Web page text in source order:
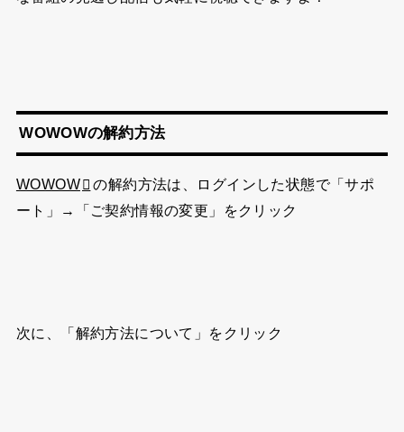
WOWOWの解約方法
WOWOW
の解約方法は、ログインした状態で「サポ
ート」→「ご契約情報の変更」をクリック
次に、「解約方法について」をクリック